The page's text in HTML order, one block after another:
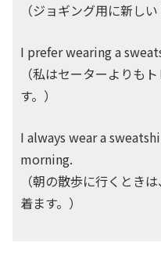
（ジョギング用に新し
I prefer wearing a
（私はセーターよりも
す。）
I always wear a
morning.
（朝の散歩に行くとき
着ます。）